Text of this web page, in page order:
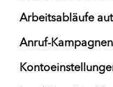
Arbeitsabläufe
Anruf-Kampagnen